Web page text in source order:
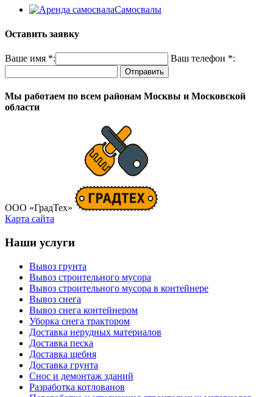
Самосвалы
Оставить заявку
Ваше имя *: Ваш телефон *:
Мы работаем по всем районам Москвы и Московской
области
ООО «ГрадТех»
Карта сайта
Наши услуги
Вывоз грунта
Вывоз строительного мусора
Вывоз строительного мусора в контейнере
Вывоз снега
Вывоз снега контейнером
Уборка снега трактором
Доставка нерудных материалов
Доставка песка
Доставка щебня
Доставка грунта
Снос и демонтаж зданий
Разработка котлованов